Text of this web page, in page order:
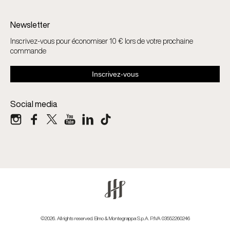
Newsletter
Inscrivez-vous pour économiser 10 € lors de votre prochaine
commande
Social media
©2026. All rights reserved. Elmo & Montegrappa S.p.A. P.IVA 03552260246